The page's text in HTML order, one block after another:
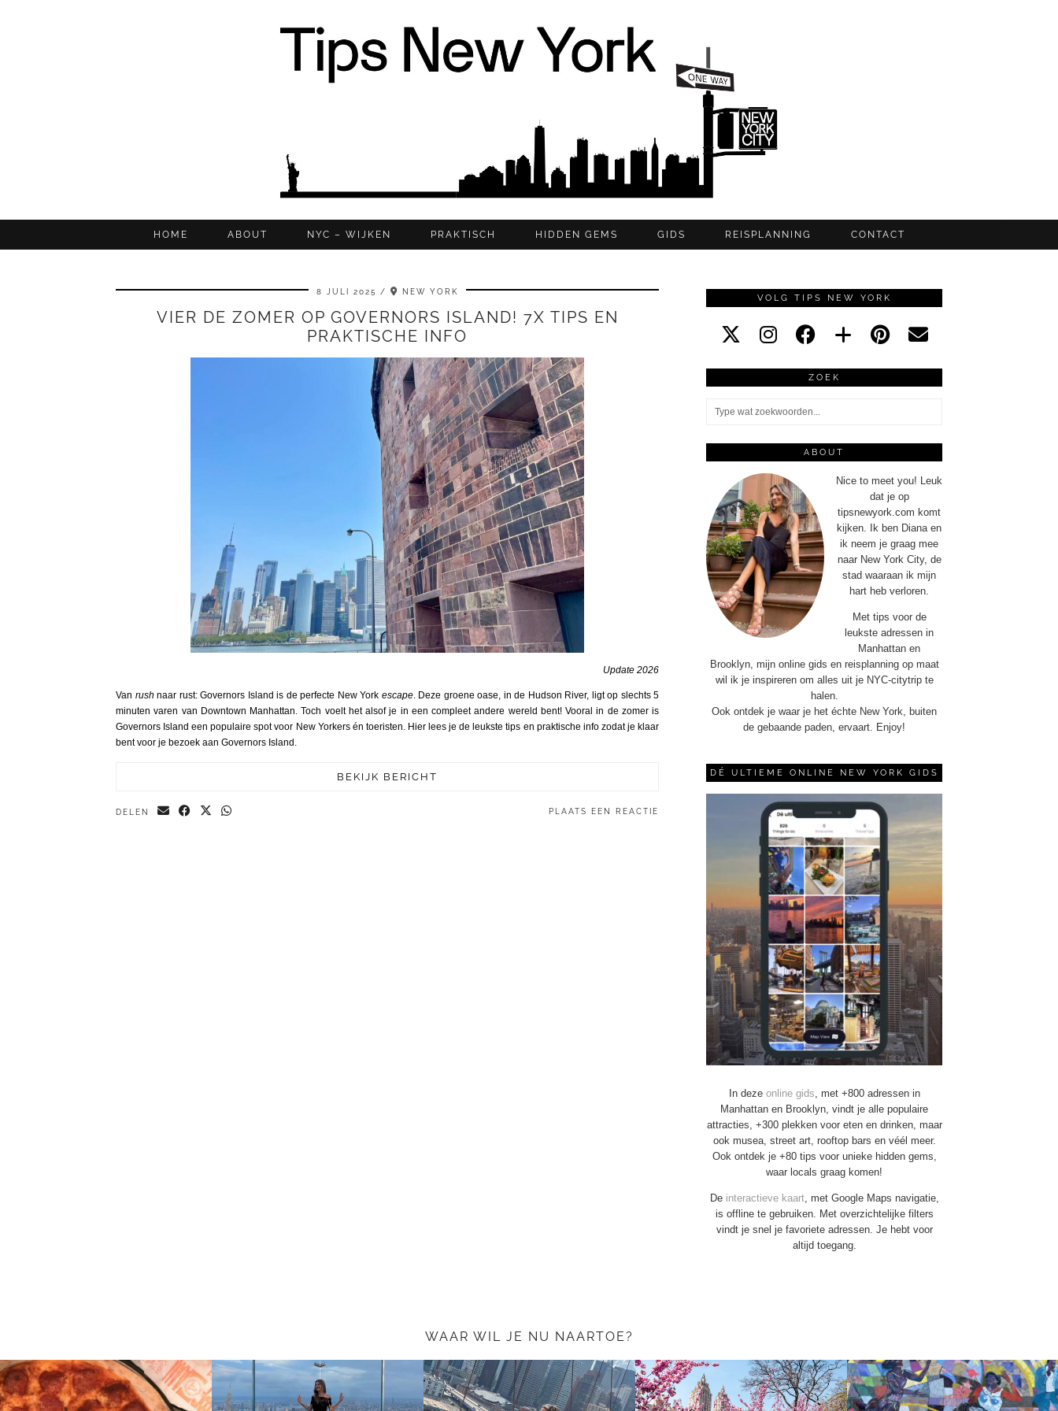
HOME ABOUT NYC – WIJKEN PRAKTISCH HIDDEN GEMS GIDS REISPLANNING CONTACT
8 JULI 2025 NEW YORK
VIER DE ZOMER OP GOVERNORS ISLAND! 7X TIPS EN
PRAKTISCHE INFO
Update 2026
Van rush naar rust: Governors Island is de perfecte New York escape. Deze groene oase, in de Hudson River, ligt op slechts 5
minuten varen van Downtown Manhattan. Toch voelt het alsof je in een compleet andere wereld bent! Vooral in de zomer is
Governors Island een populaire spot voor New Yorkers én toeristen. Hier lees je de leukste tips en praktische info zodat je klaar
bent voor je bezoek aan Governors Island.
BEKIJK BERICHT
DELEN PLAATS EEN REACTIE
VOLG TIPS NEW YORK
ZOEK
ABOUT
Nice to meet you! Leuk
dat je op
tipsnewyork.com komt
kijken. Ik ben Diana en
ik neem je graag mee
naar New York City, de
stad waaraan ik mijn
hart heb verloren.
Met tips voor de
leukste adressen in
Manhattan en
Brooklyn, mijn online gids en reisplanning op maat
wil ik je inspireren om alles uit je NYC-citytrip te
halen.
Ook ontdek je waar je het échte New York, buiten
de gebaande paden, ervaart. Enjoy!
DÉ ULTIEME ONLINE NEW YORK GIDS
In deze online gids, met +800 adressen in
Manhattan en Brooklyn, vindt je alle populaire
attracties, +300 plekken voor eten en drinken, maar
ook musea, street art, rooftop bars en véél meer.
Ook ontdek je +80 tips voor unieke hidden gems,
waar locals graag komen!
De interactieve kaart, met Google Maps navigatie,
is offline te gebruiken. Met overzichtelijke filters
vindt je snel je favoriete adressen. Je hebt voor
altijd toegang.
WAAR WIL JE NU NAARTOE?